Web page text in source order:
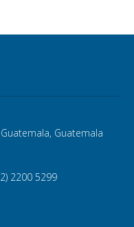
Guatemala
2200 5299